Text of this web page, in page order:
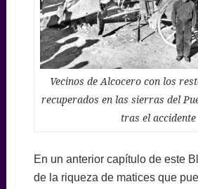
Vecinos de Alcocero con los
recuperados en las sierras del
tras el accidente
En un anterior capítulo de este
de la riqueza de matices que